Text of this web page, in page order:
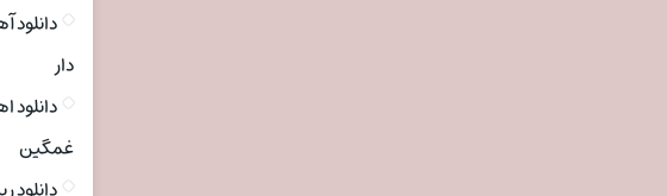
دار
غمگین